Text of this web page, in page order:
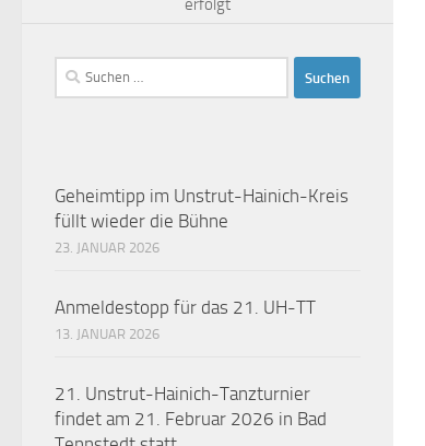
erfolgt
Suchen
nach:
Geheimtipp im Unstrut-Hainich-Kreis
füllt wieder die Bühne
23. JANUAR 2026
Anmeldestopp für das 21. UH-TT
13. JANUAR 2026
21. Unstrut-Hainich-Tanzturnier
findet am 21. Februar 2026 in Bad